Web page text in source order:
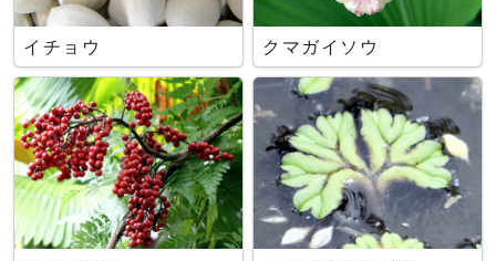
イチョウ クマガイソウ